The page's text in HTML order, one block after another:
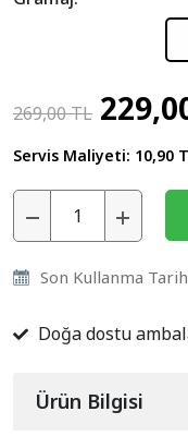
269,00 TL
Servis Maliyeti: 10,90
Son Kullanma
Doğa dostu
Ürün Bilgisi